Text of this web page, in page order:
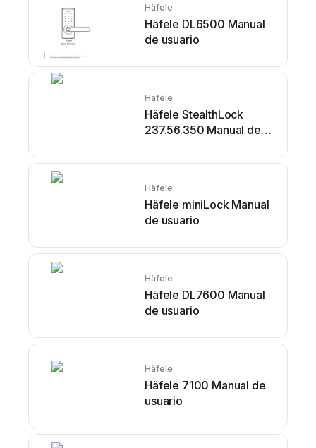
Häfele
Häfele DL6500 Manual
de usuario
Häfele
Häfele StealthLock
237.56.350 Manual de
Häfele
Häfele miniLock Manual
de usuario
Häfele
Häfele DL7600 Manual
de usuario
Häfele
Häfele 7100 Manual de
usuario